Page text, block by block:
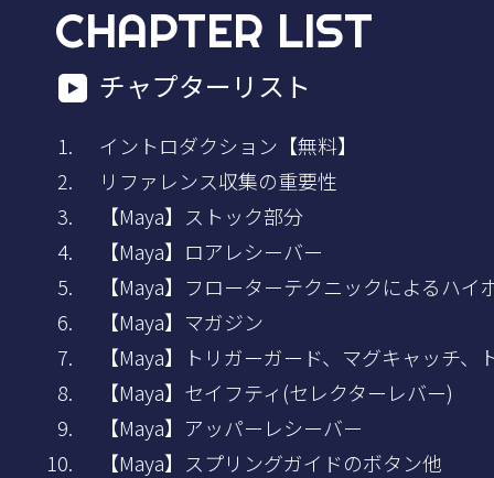
CHAPTER LIST
チャプターリスト
イントロダクション【無料】
リファレンス収集の重要性
【Maya】ストック部分
【Maya】ロアレシーバー
【Maya】フローターテクニックによるハイ
【Maya】マガジン
【Maya】トリガーガード、マグキャッチ、
【Maya】セイフティ(セレクターレバー)
【Maya】アッパーレシーバー
【Maya】スプリングガイドのボタン他